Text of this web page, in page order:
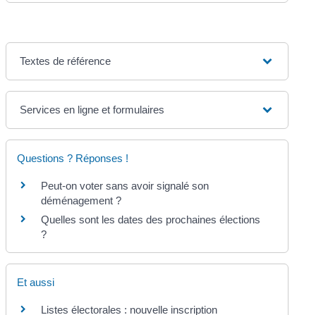
Textes de référence
Services en ligne et formulaires
Questions ? Réponses !
Peut-on voter sans avoir signalé son
déménagement ?
Quelles sont les dates des prochaines élections
?
Et aussi
Listes électorales : nouvelle inscription